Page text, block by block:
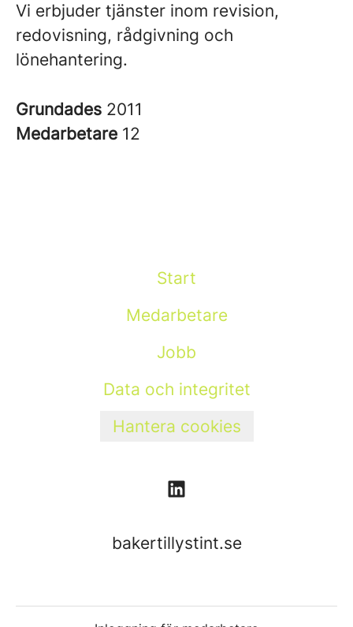
Vi erbjuder tjänster inom revision,
redovisning, rådgivning och
lönehantering.
Grundades 2011
Medarbetare 12
Start
Medarbetare
Jobb
Data och integritet
Hantera cookies
bakertillystint.se